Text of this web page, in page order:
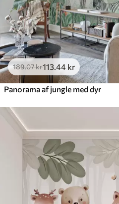
189.07kr113 .44 kr
Panorama af jungle med dyr